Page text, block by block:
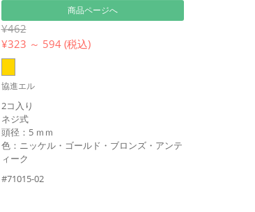
商品ページへ
¥462
¥323 ～ 594 (税込)
協進エル
2コ入り
ネジ式
頭径：5 ｍｍ
色：ニッケル・ゴールド・ブロンズ・アンテ
ィーク
#71015-02